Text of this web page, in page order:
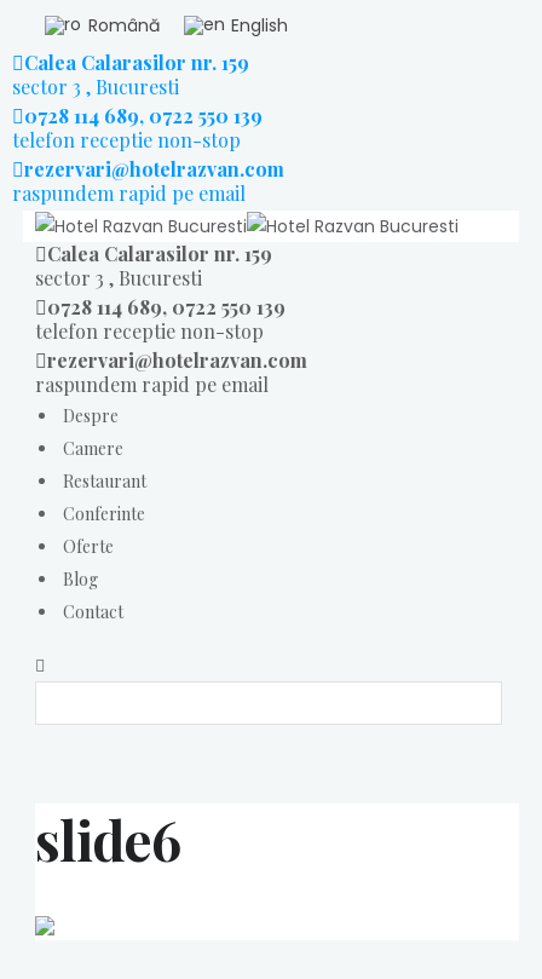
Română English
Calea Calarasilor nr. 159
sector 3 , Bucuresti
0728 114 689, 0722 550 139
telefon receptie non-stop
rezervari@hotelrazvan.com
raspundem rapid pe email
Calea Calarasilor nr. 159
sector 3 , Bucuresti
0728 114 689, 0722 550 139
telefon receptie non-stop
rezervari@hotelrazvan.com
raspundem rapid pe email
Despre
Camere
Restaurant
Conferinte
Oferte
Blog
Contact
slide6